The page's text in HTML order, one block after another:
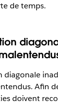
de temps.
diagonale
Afin
doivent